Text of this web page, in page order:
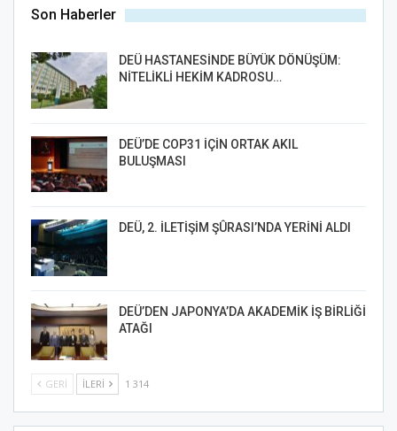
Son Haberler
DEÜ HASTANESİNDE BÜYÜK DÖNÜŞÜM:
NİTELİKLİ HEKİM KADROSU…
DEÜ’DE COP31 İÇİN ORTAK AKIL
BULUŞMASI
DEÜ, 2. İLETİŞİM ŞÛRASI’NDA YERİNİ ALDI
DEÜ’DEN JAPONYA’DA AKADEMİK İŞ BİRLİĞİ
ATAĞI
GERI İLERI 1 314